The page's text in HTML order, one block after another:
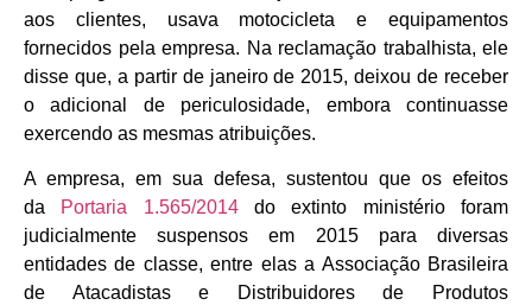
aos clientes, usava motocicleta e equipamentos
fornecidos pela empresa. Na reclamação trabalhista, ele
disse que, a partir de janeiro de 2015, deixou de receber
o adicional de periculosidade, embora continuasse
exercendo as mesmas atribuições.
A empresa, em sua defesa, sustentou que os efeitos
da Portaria 1.565/2014do extinto ministério foram
judicialmente suspensos em 2015 para diversas
entidades de classe, entre elas a Associação Brasileira
de Atacadistas e Distribuidores de Produtos